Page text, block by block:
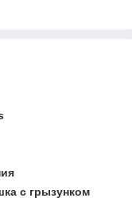
с грызунком